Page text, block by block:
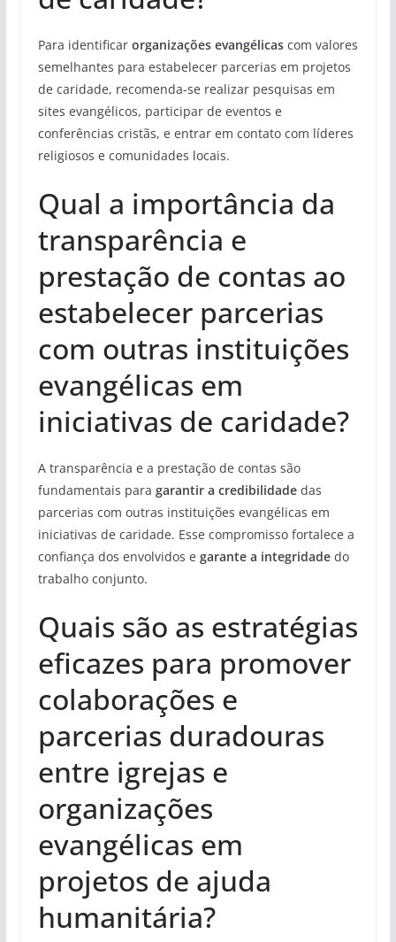
Para identificar organizações evangélicascom valores
semelhantes para estabelecer parcerias em projetos
de caridade, recomenda-se realizar pesquisas em
sites evangélicos, participar de eventos e
conferências cristãs, e entrar em contato com líderes
religiosos e comunidades locais.
Qual a importância da
transparência e
prestação de contas ao
estabelecer parcerias
com outras instituições
evangélicas em
iniciativas de caridade?
A transparência e a prestação de contas são
fundamentais para garantir a credibilidadedas
parcerias com outras instituições evangélicas em
iniciativas de caridade. Esse compromisso fortalece a
confiança dos envolvidos e garante a integridadedo
trabalho conjunto.
Quais são as estratégias
eficazes para promover
colaborações e
parcerias duradouras
entre igrejas e
organizações
evangélicas em
projetos de ajuda
humanitária?